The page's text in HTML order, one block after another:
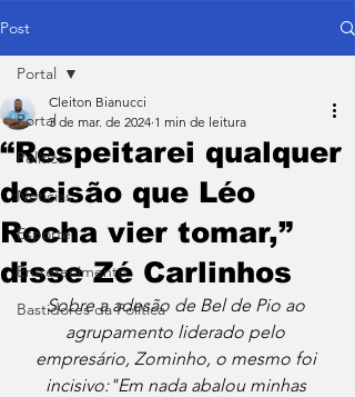
Post
Portal
Política
Notícias
Esporte
Entretenimento
Bastidores da Política
Portal
“Respeitarei qualquer
decisão que Léo
Rocha vier tomar,”
disse Zé Carlinhos
Cleiton Bianucci
3 de mar. de 2024 1 min de leitura
Sobre a adesão de Bel de Pio ao
agrupamento liderado pelo
empresário, Zominho, o mesmo foi
incisivo:"Em nada abalou minhas